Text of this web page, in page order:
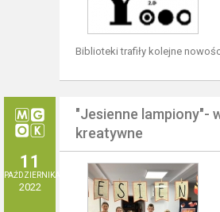
Biblioteki trafiły kolejne
11
PAŹDZIERNIKA
2022
"Jesienne lampiony"-
kreatywne